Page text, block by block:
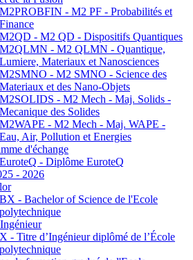
M2PROBFIN - M2 PF - Probabilités et
Finance
M2QD - M2 QD - Dispositifs Quantiques
M2QLMN - M2 QLMN - Quantique,
Lumiere, Materiaux et Nanosciences
M2SMNO - M2 SMNO - Science des
Materiaux et des Nano-Objets
M2SOLIDS - M2 Mech - Maj. Solids -
Mecanique des Solides
M2WAPE - M2 Mech - Maj. WAPE -
Eau, Air, Pollution et Energies
d'échange
EuroteQ - Diplôme EuroteQ
- 2026
BX - Bachelor of Science de l'Ecole
polytechnique
X - Titre d’Ingénieur diplômé de l’École
polytechnique